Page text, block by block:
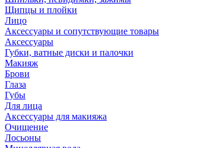
Щипцы и плойки
Лицо
Аксессуары и сопутствующие товары
Аксессуары
Губки, ватные диски и палочки
Макияж
Брови
Глаза
Губы
Для лица
Аксессуары для макияжа
Очищение
Лосьоны